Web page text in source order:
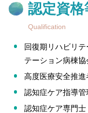
認定資格
Qualification
回復期リハビリ
テーション病棟協
高度医療安全推進
認知症ケア指導管
認知症ケア専門士